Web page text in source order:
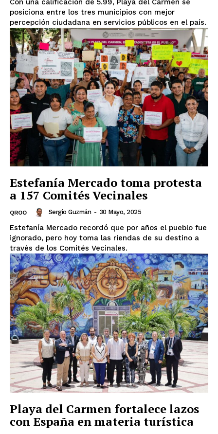
posiciona entre los tres municipios con mejor
percepción ciudadana en servicios públicos en el país.
Estefanía Mercado toma protesta
a 157 Comités Vecinales
QROO Sergio Guzmán - 30 Mayo, 2025
Estefanía Mercado recordó que por años el pueblo fue
ignorado, pero hoy toma las riendas de su destino a
través de los Comités Vecinales.
Playa del Carmen fortalece lazos
con España en materia turística